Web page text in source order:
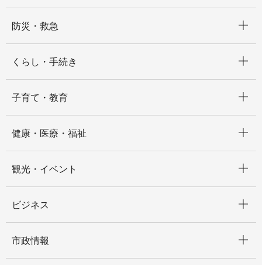
防災・救急
くらし・手続き
子育て・教育
健康・医療・福祉
観光・イベント
ビジネス
市政情報